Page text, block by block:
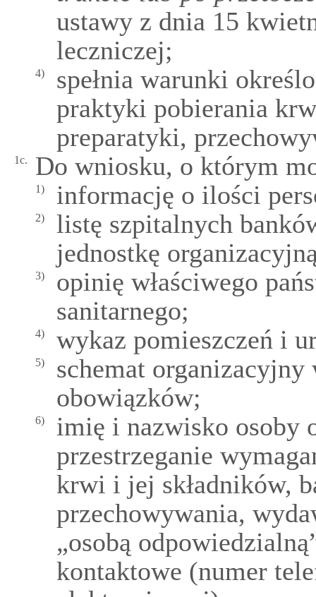
ustawy z dnia 15
leczniczej;
4)
spełnia warunki
praktyki pobierania
preparatyki,
1c. Do wniosku, o którym
1) informację o ilości
2)
listę szpitalnych
jednostkę
3)
opinię właściwego
sanitarnego;
4) wykaz pomieszczeń i
5)
schemat organizacyjny
obowiązków;
6)
imię i nazwisko osoby
przestrzeganie
krwi i jej składników,
przechowywania,
„osobą
kontaktowe (numer